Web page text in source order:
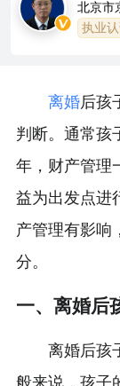
北京市
执业
离婚后孩
判断。通常孩
年，财产管理
益为出发点进
产管理有影响
分。
一、离婚后
离婚后孩